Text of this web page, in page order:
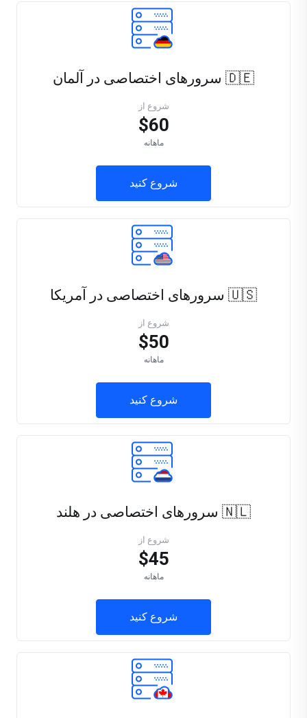
🇩🇪 سرورهای اختصاصی در آلمان
شروع از
$60
ماهانه
شروع کنید
🇺🇸 سرورهای اختصاصی در آمریکا
شروع از
$50
ماهانه
شروع کنید
🇳🇱 سرورهای اختصاصی در هلند
شروع از
$45
ماهانه
شروع کنید